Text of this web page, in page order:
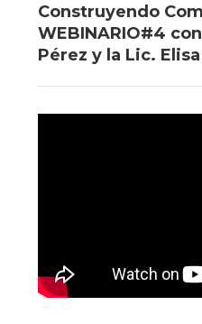
Construyendo
WEBINARIO#4
Pérez y la Lic.